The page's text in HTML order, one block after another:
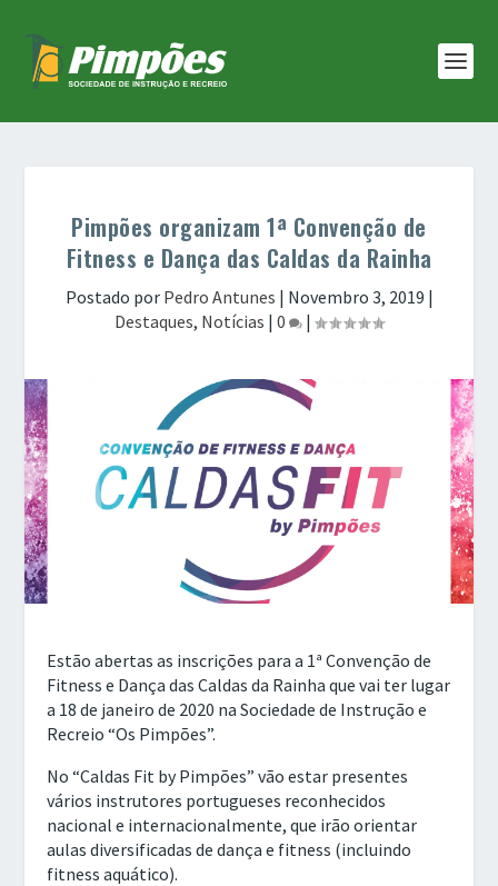
Pimpões organizam 1ª Convenção de
Fitness e Dança das Caldas da Rainha
Postado por Pedro Antunes | Novembro 3, 2019 |
Destaques, Notícias | 0 |
Estão abertas as inscrições para a 1ª Convenção de
Fitness e Dança das Caldas da Rainha que vai ter lugar
a 18 de janeiro de 2020 na Sociedade de Instrução e
Recreio “Os Pimpões”.
No “Caldas Fit by Pimpões” vão estar presentes
vários instrutores portugueses reconhecidos
nacional e internacionalmente, que irão orientar
aulas diversificadas de dança e fitness (incluindo
fitness aquático).